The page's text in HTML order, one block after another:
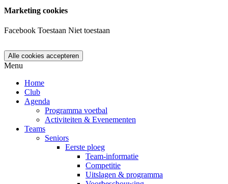
Marketing cookies
Facebook Toestaan Niet toestaan
Menu
Home
Club
Agenda
Programma voetbal
Activiteiten & Evenementen
Teams
Seniors
Eerste ploeg
Team-informatie
Competitie
Uitslagen & programma